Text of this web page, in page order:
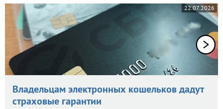
22.07.2026
Владельцам электронных кошельков дадут
страховые гарантии